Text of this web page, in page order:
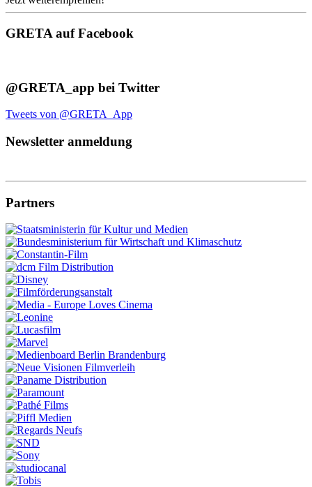
GRETA auf Facebook
@GRETA_app bei Twitter
Tweets von @GRETA_App
Newsletter anmeldung
Partners